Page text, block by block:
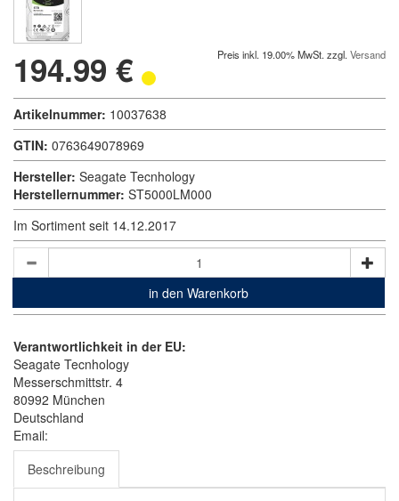
194.99 € Preis inkl. 19.00% MwSt. zzgl. Versand
Artikelnummer: 10037638
GTIN: 0763649078969
Hersteller: Seagate Tecnhology
Herstellernummer: ST5000LM000
Im Sortiment seit 14.12.2017
in den Warenkorb
Verantwortlichkeit in der EU:
Seagate Tecnhology
Messerschmittstr. 4
80992 München
Deutschland
Email:
Beschreibung